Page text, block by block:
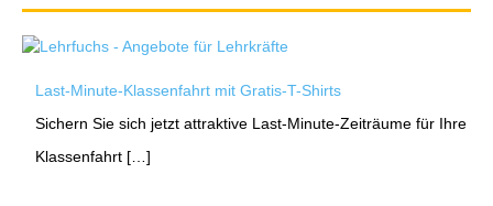
Last-Minute-Klassenfahrt mit Gratis-T-Shirts
Sichern Sie sich jetzt attraktive Last-Minute-Zeiträume für Ihre
Klassenfahrt […]